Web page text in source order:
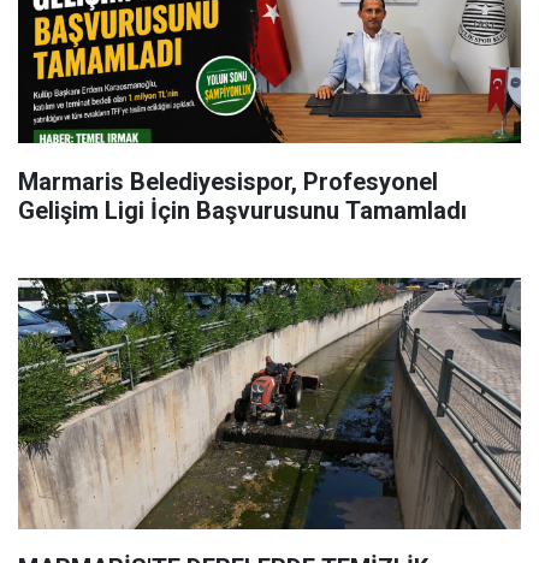
Marmaris Belediyesispor, Profesyonel
Gelişim Ligi İçin Başvurusunu Tamamladı